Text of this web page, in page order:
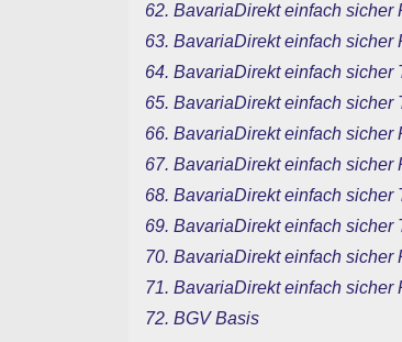
62. BavariaDirekt einfach sicher
63. BavariaDirekt einfach sicher
64. BavariaDirekt einfach sicher
65. BavariaDirekt einfach sicher
66. BavariaDirekt einfach sicher
67. BavariaDirekt einfach sicher
68. BavariaDirekt einfach sicher
69. BavariaDirekt einfach sicher
70. BavariaDirekt einfach sicher
71. BavariaDirekt einfach sicher
72. BGV Basis